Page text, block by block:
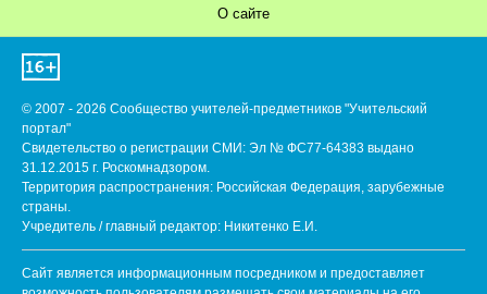
О сайте
© 2007 - 2026 Сообщество учителей-предметников "Учительский
портал"
Свидетельство о регистрации СМИ: Эл № ФС77-64383 выдано
31.12.2015 г. Роскомнадзором.
Территория распространения: Российская Федерация, зарубежные
страны.
Учредитель / главный редактор: Никитенко Е.И.
Сайт является информационным посредником и предоставляет